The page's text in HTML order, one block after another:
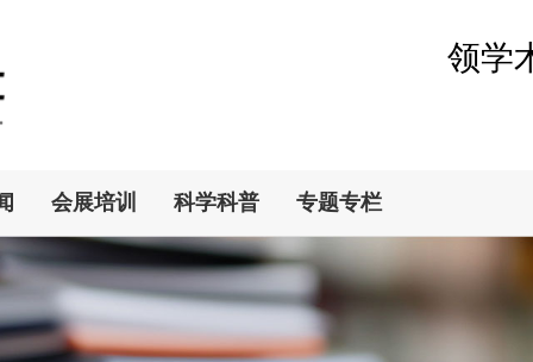
领学
会展培训 科学科普 专题专栏